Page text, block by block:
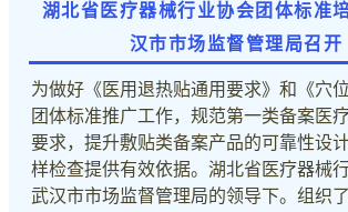
湖北省医疗器械行业协会团体标准
汉市市场监督管理局召开
为做好《医用退热贴通用要求》和《穴
团体标准推广工作，规范第一类备案医
要求，提升敷贴类备案产品的可靠性设
样检查提供有效依据。湖北省医疗器械
武汉市市场监督管理局的领导下。组织